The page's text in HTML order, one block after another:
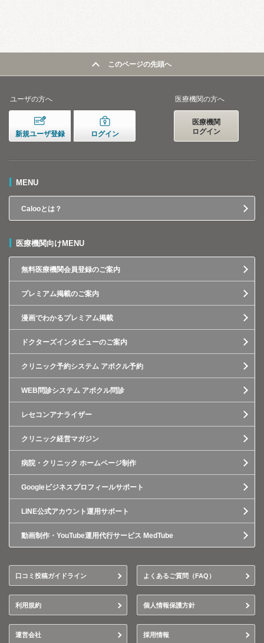
このページの先頭へ
ユーザの方へ
新規ユーザ登録 ログイン
医療機関の方へ
医療機関
ログイン
MENU
Calooとは？
医療機関向けMENU
無料医療機関会員登録のご案内
プレミアム掲載のご案内
漫画でわかるプレミアム掲載
ドクターズインタビューのご案内
クリニック予約システム アポクル予約
WEB問診システム アポクル問診
レセコンアナライザー
クリニック経営マガジン
病院・クリニック ホームページ制作
Googleビジネスプロフィールサポート
LINE公式アカウント運用サポート
動画制作・YouTube運用代行サービス MedTube
口コミ投稿ガイドライン よくあるご質問（FAQ）
利用規約 個人情報保護方針
運営会社 採用情報